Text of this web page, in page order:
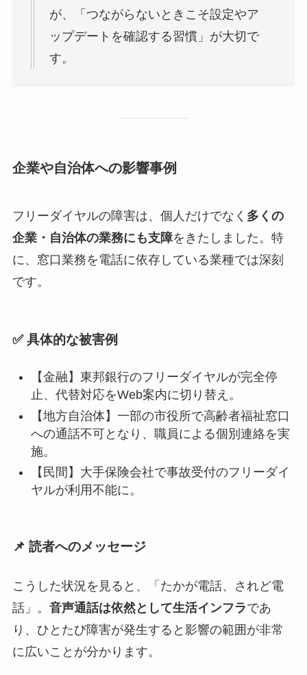
が、「つながらないときこそ設定やア
ップデートを確認する習慣」が大切で
す。
企業や自治体への影響事例
フリーダイヤルの障害は、個人だけでなく 多くの
企業・自治体の業務にも支障をきたしました。特
に、窓口業務を電話に依存している業種では深刻
です。
✅ 具体的な被害例
【金融】東邦銀行のフリーダイヤルが完全停
止、代替対応をWeb案内に切り替え。
【地方自治体】一部の市役所で高齢者福祉窓口
への通話不可となり、職員による個別連絡を実
施。
【民間】大手保険会社で事故受付のフリーダイ
ヤルが利用不能に。
📌 読者へのメッセージ
こうした状況を見ると、「たかが電話、されど電
話」。 音声通話は依然として生活インフラであ
り、ひとたび障害が発生すると影響の範囲が非常
に広いことが分かります。